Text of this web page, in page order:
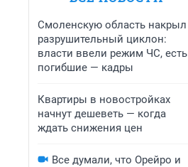
Смоленскую область накрыл
разрушительный циклон:
власти ввели режим ЧС, есть
погибшие — кадры
Квартиры в новостройках
начнут дешеветь — когда
ждать снижения цен
Все думали, что Орейро и